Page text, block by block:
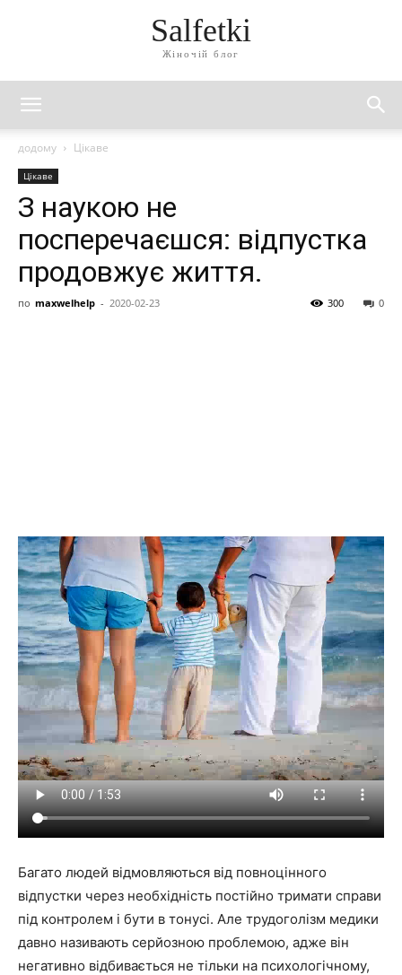
Salfetki
Жіночій блог
додому Цікаве
Цікаве
З наукою не
посперечаєшся: відпустка
продовжує життя.
по maxwelhelp - 2020-02-23 0
300
Багато людей відмовляються від повноцінного
відпустки через необхідність постійно тримати справи
під контролем і бути в тонусі. Але трудоголізм медики
давно називають серйозною проблемою, адже він
негативно відбивається не тільки на психологічному,